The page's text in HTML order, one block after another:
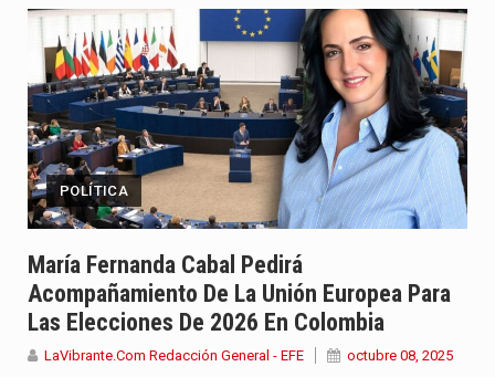
POLÍTICA
María Fernanda Cabal Pedirá
Acompañamiento De La Unión Europea Para
Las Elecciones De 2026 En Colombia
LaVibrante.Com Redacción General - EFE octubre 08, 2025